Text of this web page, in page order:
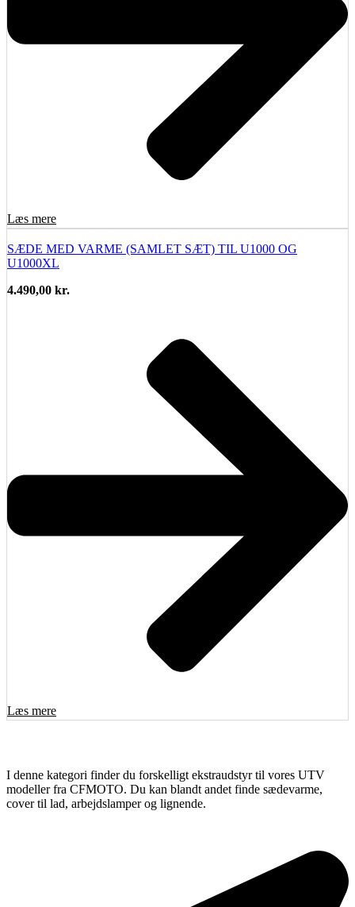
Læs mere
SÆDE MED VARME (SAMLET SÆT) TIL U1000 OG
U1000XL
4.490,00 kr.
Læs mere
I denne kategori finder du forskelligt ekstraudstyr til vores UTV
modeller fra CFMOTO. Du kan blandt andet finde sædevarme,
cover til lad, arbejdslamper og lignende.